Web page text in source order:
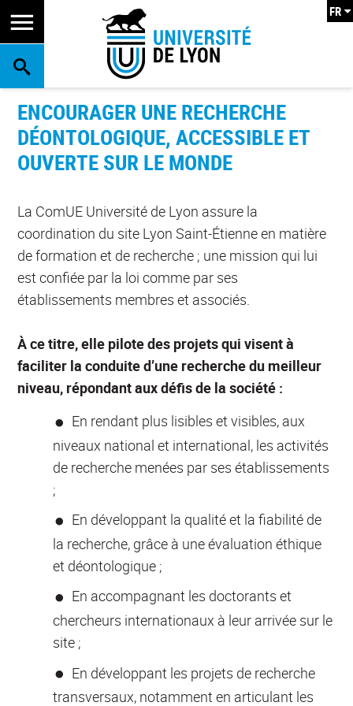
RECHERCHE
FR
ENCOURAGER UNE RECHERCHE
DÉONTOLOGIQUE, ACCESSIBLE ET
OUVERTE SUR LE MONDE
La ComUE Université de Lyon assure la
coordination du site Lyon Saint-Étienne en matière
de formation et de recherche ; une mission qui lui
est confiée par la loi comme par ses
établissements membres et associés.
À ce titre, elle pilote des projets qui visent à
faciliter la conduite d’une recherche du meilleur
niveau, répondant aux défis de la société :
En rendant plus lisibles et visibles, aux
niveaux national et international, les activités
de recherche menées par ses établissements
;
En développant la qualité et la fiabilité de
la recherche, grâce à une évaluation éthique
et déontologique ;
En accompagnant les doctorants et
chercheurs internationaux à leur arrivée sur le
site ;
En développant les projets de recherche
transversaux, notamment en articulant les